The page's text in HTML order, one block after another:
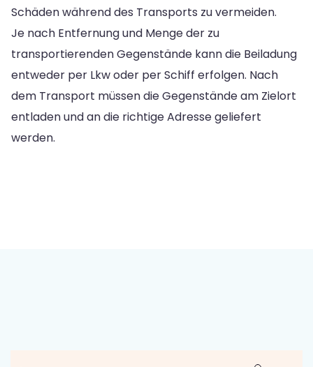
Schäden während des Transports zu vermeiden.
Je nach Entfernung und Menge der zu
transportierenden Gegenstände kann die Beiladung
entweder per Lkw oder per Schiff erfolgen. Nach
dem Transport müssen die Gegenstände am Zielort
entladen und an die richtige Adresse geliefert
werden.